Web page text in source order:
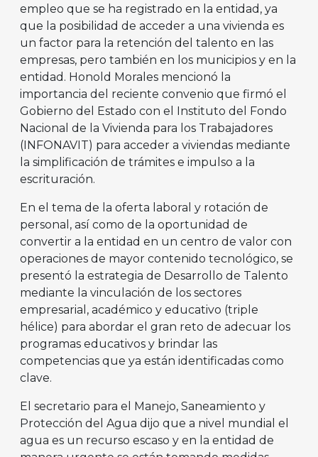
empleo que se ha registrado en la entidad, ya
que la posibilidad de acceder a una vivienda es
un factor para la retención del talento en las
empresas, pero también en los municipios y en la
entidad. Honold Morales mencionó la
importancia del reciente convenio que firmó el
Gobierno del Estado con el Instituto del Fondo
Nacional de la Vivienda para los Trabajadores
(INFONAVIT) para acceder a viviendas mediante
la simplificación de trámites e impulso a la
escrituración.
En el tema de la oferta laboral y rotación de
personal, así como de la oportunidad de
convertir a la entidad en un centro de valor con
operaciones de mayor contenido tecnológico, se
presentó la estrategia de Desarrollo de Talento
mediante la vinculación de los sectores
empresarial, académico y educativo (triple
hélice) para abordar el gran reto de adecuar los
programas educativos y brindar las
competencias que ya están identificadas como
clave.
El secretario para el Manejo, Saneamiento y
Protección del Agua dijo que a nivel mundial el
agua es un recurso escaso y en la entidad de